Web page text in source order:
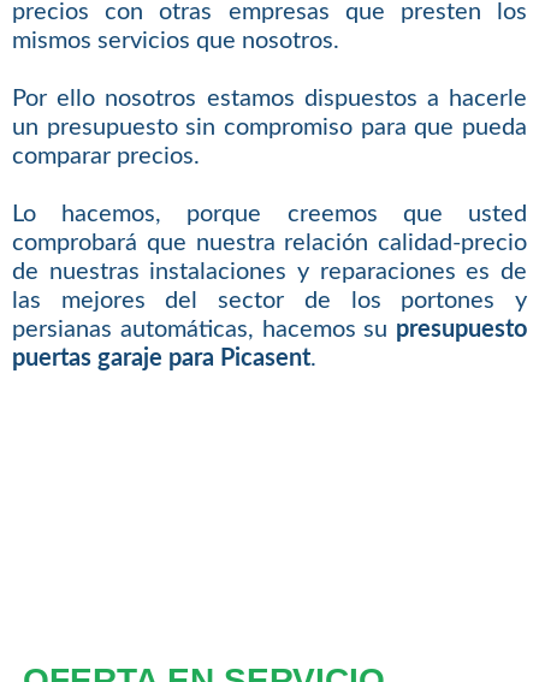
precios con otras empresas que presten los
mismos servicios que nosotros.
Por ello nosotros estamos dispuestos a hacerle
un presupuesto sin compromiso para que pueda
comparar precios.
Lo hacemos, porque creemos que usted
comprobará que nuestra relación calidad-precio
de nuestras instalaciones y reparaciones es de
las mejores del sector de los portones y
persianas automáticas, hacemos su presupuesto
puertas garaje para Picasent.